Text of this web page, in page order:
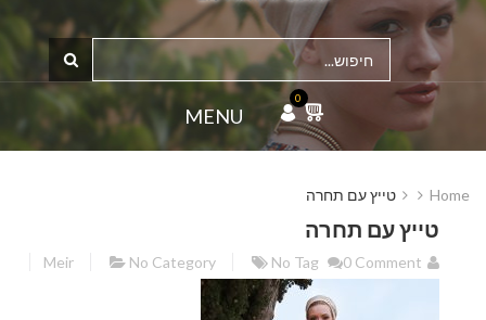
MENU
0
Home טייץ עם תחרה
טייץ עם תחרה
Meir No Category No Tag 0 Comment